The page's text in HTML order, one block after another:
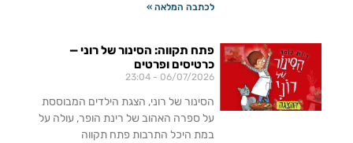
לכתבה המלאה »
פתח תקווה: הסינור של רוני —
כרטיסים ופרטים
06/07/2026
הסינור של רוני, הצגת הילדים המבוססת
על ספרה האהוב של רינת הופר, עולה על
במת היכל התרבות פתח תקווה